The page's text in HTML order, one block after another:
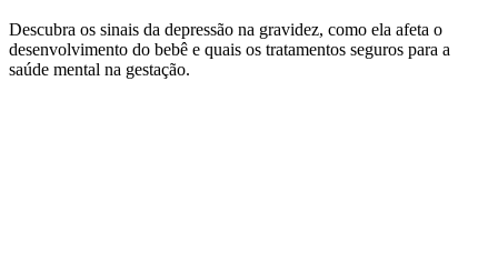
Descubra os sinais da depressão na gravidez, como ela afeta o
desenvolvimento do bebê e quais os tratamentos seguros para a
saúde mental na gestação.